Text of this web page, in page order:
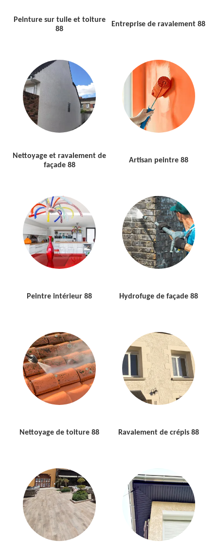
Peinture sur tuile et toiture
88
Entreprise de ravalement 88
Nettoyage et ravalement de
façade 88
Artisan peintre 88
Peintre intérieur 88 Hydrofuge de façade 88
Nettoyage de toiture 88 Ravalement de crépis 88